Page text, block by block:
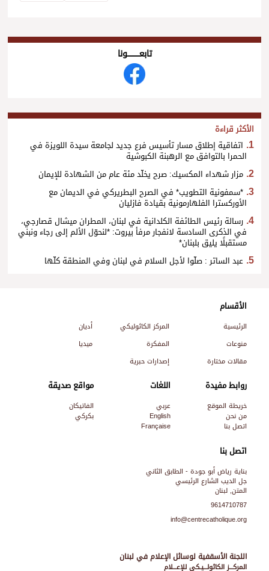
تابعــــــــــونا
الأكثر قراءة
اتفاقية إطلاق مسار تأسيس فرع جديد لجامعة سيدة اللويزة في
الحمرا بالتوافق مع الرهبنة الكبوشية
مزار شهداء المكسيك: صرح يخلّد مئة عام من الشهادة للإيمان
*سمفونية التطويب* في الصرح البطريركي في الديمان مع
الأوركسترا الفلهارمونية بقيادة فازليان
رسالة رئيس الطائفة الكلدانية في لبنان، المطران ميشال قصارجي،
في الذكرى السادسة لانفجار مرفأ بيروت: *لنحوّل الألم إلى رجاء ونبني
مستقبلًا يليق بلبنان*
عبد الساتر : صلّوا لأجل السلام في لبنان وفي المنطقة كلّها
اللجنة الأسقفية لوسائل الإعلام في لبنان
المركـــز الكاثولـــيـكي للإعـــلام
اتصل بنا
بناية رياض أبو جودة - الطابق الثاني
جل الديب الشارع الرئيسي
المتن, لبنان
9614710787
info@centrecatholique.org
الأقسام
الرئيسية المركز الكاثوليكي
أديان
منوعات
المفكرة
ميديا
مقالات مختارة
إصدارات حبرية
روابط مفيدة
خريطة الموقع
من نحن
اتصل بنا
اللغات
عربي
English
Française
مواقع صديقة
الفاتيكان
بكركي